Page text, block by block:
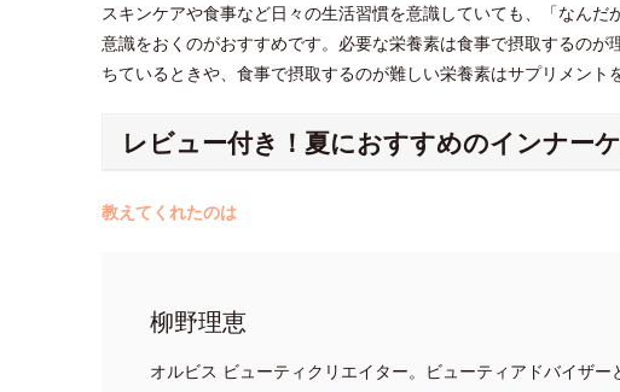
スキンケアや食事など日々の生活習慣を意識していても、「なん
意識をおくのがおすすめです。必要な栄養素は食事で摂取するの
ちているときや、食事で摂取するのが難しい栄養素はサプリメント
レビュー付き！夏におすすめのインナー
教えてくれたのは
柳野理恵
オルビス ビューティクリエイター。ビューティアドバイザー